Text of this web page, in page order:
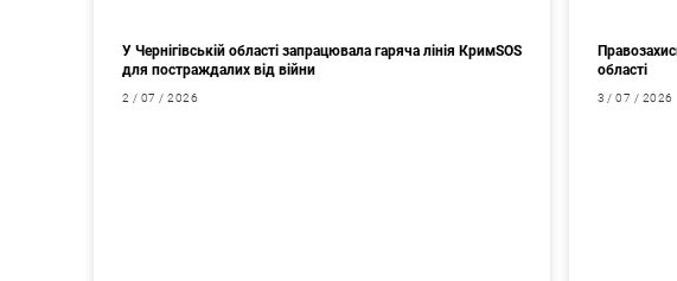
У Чернігівській області запрацювала гаряча лінія КримSOS
для постраждалих від війни
2 / 07 / 2026
області
3 / 07 / 2026